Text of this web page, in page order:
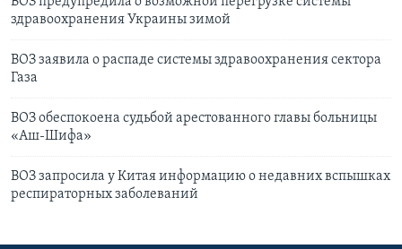
здравоохранения Украины зимой
ВОЗ заявила о распаде системы здравоохранения сектора
Газа
ВОЗ обеспокоена судьбой арестованного главы больницы
«Аш-Шифа»
ВОЗ запросила у Китая информацию о недавних вспышках
респираторных заболеваний